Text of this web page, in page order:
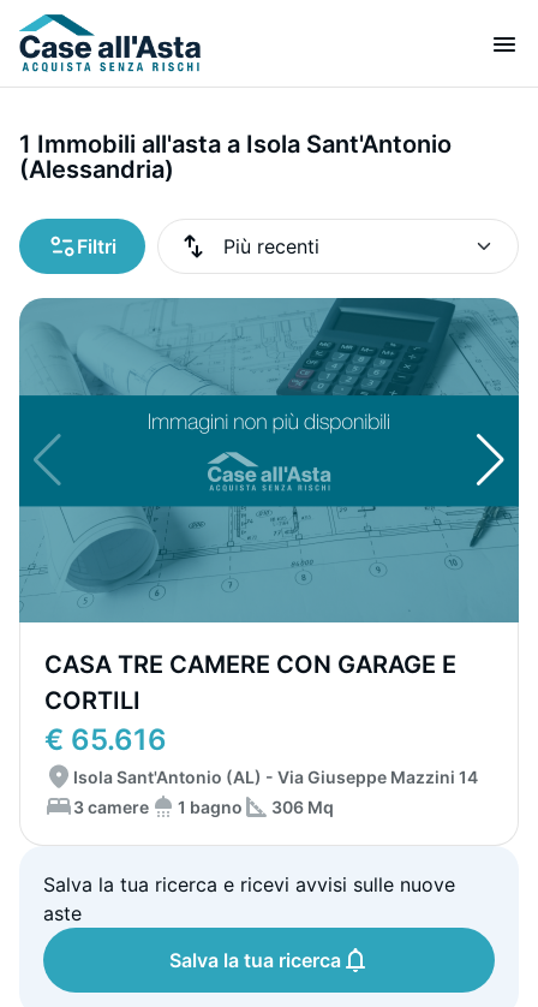
1 Immobili all'asta a Isola Sant'Antonio
(Alessandria)
Filtri
CASA TRE CAMERE CON GARAGE E
CORTILI
€ 65.616
Isola Sant'Antonio (AL) - Via Giuseppe Mazzini 14
3 camere
1 bagno 306 Mq
Salva la tua ricerca e ricevi avvisi sulle nuove
aste
Salva la tua ricerca